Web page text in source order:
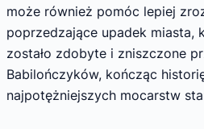
może również pomóc lepiej
poprzedzające upadek miasta,
zostało zdobyte i zniszczone
Babilończyków, kończąc
najpotężniejszych mocarstw